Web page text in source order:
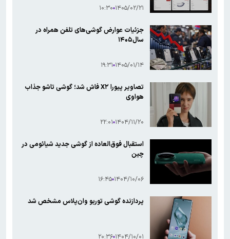
۱۴۰۵/۰۲/۲۱ ۱۰:۳۰
جزئیات عوارض گوشی‌های تلفن همراه در
سال۱۴۰۵
۱۴۰۵/۰۱/۱۴ ۱۹:۳۱
تصاویر پیورا X۲ فاش شد؛ گوشی تاشو جذاب
هواوی
۱۴۰۴/۱۱/۲۰ ۲۲:۰۱
استقبال فوق‌العاده از گوشی جدید شیائومی در
چین
۱۴۰۴/۱۰/۰۶ ۱۶:۴۵
پردازنده گوشی توربو وان‌پلاس مشخص شد
۱۴۰۴/۱۰/۰۱ ۲۰:۳۶